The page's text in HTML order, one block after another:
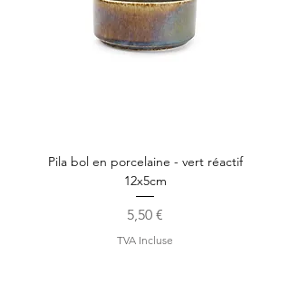
Pila bol en porcelaine - vert réactif
12x5cm
Prix
5,50 €
TVA Incluse